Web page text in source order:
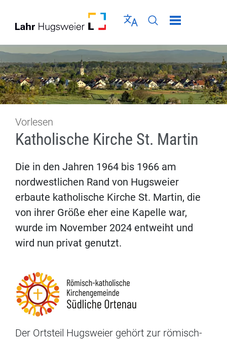
Sprache wählen
Seiten-Suche
Menü schließen
Vorlesen
Katholische Kirche St. Martin
Die in den Jahren 1964 bis 1966 am
nordwestlichen Rand von Hugsweier
erbaute katholische Kirche St. Martin, die
von ihrer Größe eher eine Kapelle war,
wurde im November 2024 entweiht und
wird nun privat genutzt.
Der Ortsteil Hugsweier gehört zur römisch-